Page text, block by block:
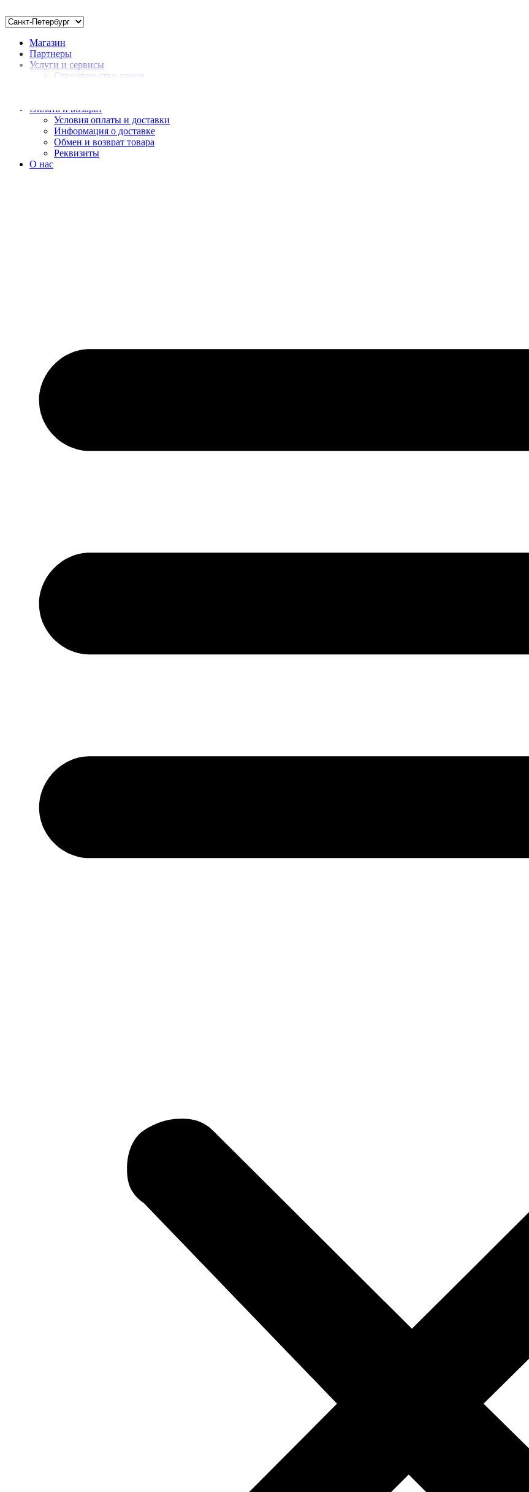
Магазин
Партнеры
Услуги и сервисы
Строительство домов
Оплата и возврат
Условия оплаты и доставки
Информация о доставке
Обмен и возврат товара
Реквизиты
О нас